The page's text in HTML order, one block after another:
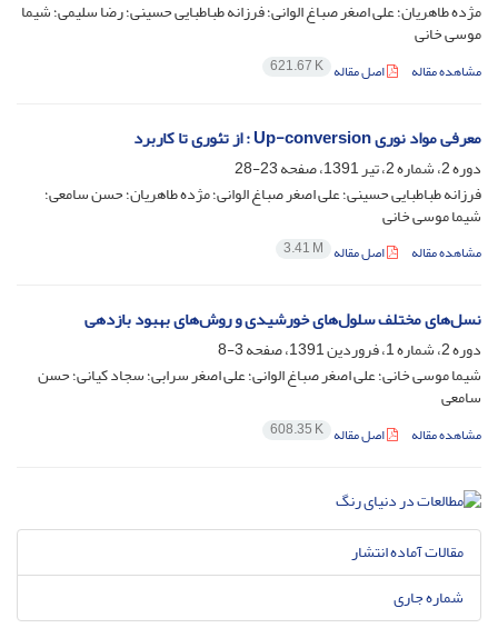
مژده طاهریان؛ علی اصغر صباغ الوانی؛ فرزانه طباطبایی حسینی؛ رضا سلیمی؛ شیما
موسی خانی
مشاهده مقاله اصل مقاله 621.67 K
معرفی مواد نوری Up-conversion : از تئوری تا کاربرد
دوره 2، شماره 2، تیر 1391، صفحه
23-28
فرزانه طباطبایی حسینی؛ علی اصغر صباغ الوانی؛ مژده طاهریان؛ حسن سامعی؛
شیما موسی خانی
مشاهده مقاله اصل مقاله 3.41 M
نسل‌های مختلف سلول‌های خورشیدی و روش‌های بهبود بازدهی
دوره 2، شماره 1، فروردین 1391، صفحه
3-8
شیما موسی خانی؛ علی اصغر صباغ الوانی؛ علی اصغر سرابی؛ سجاد کیانی؛ حسن
سامعی
مشاهده مقاله اصل مقاله 608.35 K
مقالات آماده انتشار
شماره جاری